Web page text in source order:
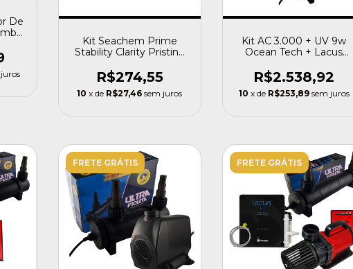
De
Kit Seachem Prime
Stability Clarity Pristine
R$274,55
10 x de R$27,46 sem juros
Kit AC 3.000 + UV 9w
Ocean Tech + Lacus
R$2.538,92
10 x de R$253,89 sem juros
FRETE GRÁTIS FRETE GRÁTIS